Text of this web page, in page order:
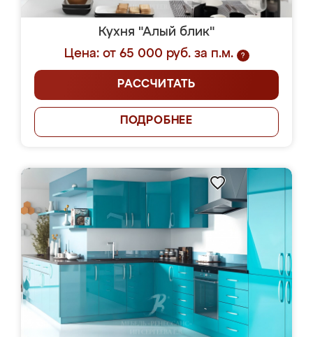
Кухня "Алый блик"
Цена: от 65 000 руб. за п.м.
?
РАССЧИТАТЬ
ПОДРОБНЕЕ